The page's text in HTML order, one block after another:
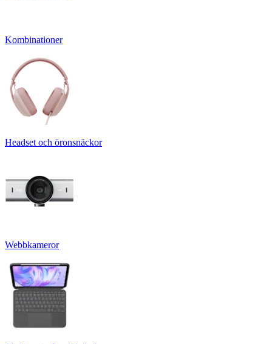
Kombinationer
Headset och öronsnäckor
Webbkameror